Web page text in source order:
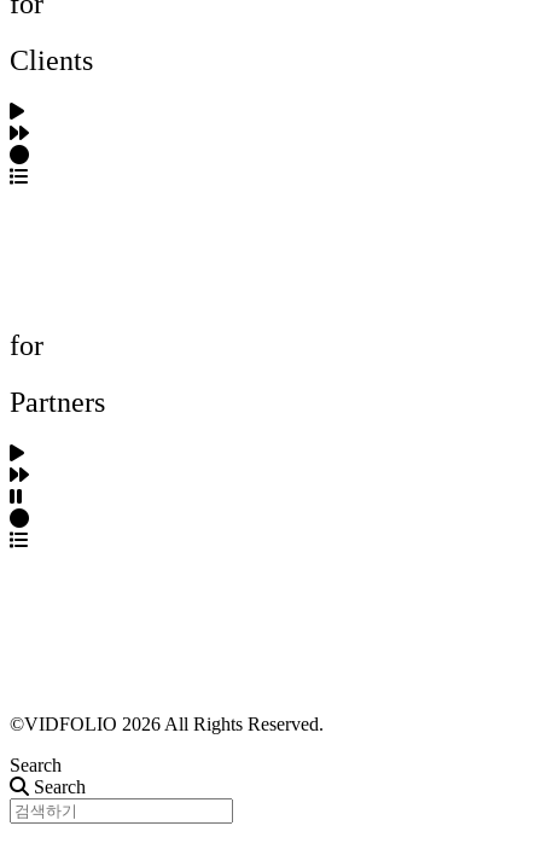
Clients
for
Partners
©VIDFOLIO 2026 All Rights Reserved.
Search
Search